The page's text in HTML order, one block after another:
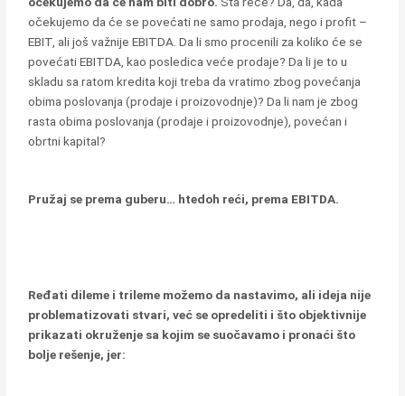
očekujemo da će se povećati ne samo prodaja, nego i profit –
EBIT, ali još važnije EBITDA. Da li smo procenili za koliko će se
povećati EBITDA, kao posledica veće prodaje? Da li je to u
skladu sa ratom kredita koji treba da vratimo zbog povećanja
obima poslovanja (prodaje i proizovodnje)? Da li nam je zbog
rasta obima poslovanja (prodaje i proizovodnje), povećan i
obrtni kapital?
Pružaj se prema guberu… htedoh reći, prema EBITDA.
Ređati dileme i trileme možemo da nastavimo, ali ideja nije
problematizovati stvari, već se opredeliti i što objektivnije
prikazati okruženje sa kojim se suočavamo i pronaći što
bolje rešenje, jer: